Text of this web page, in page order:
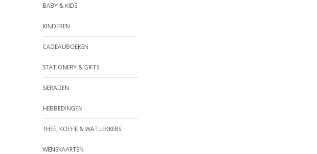
BABY & KIDS
KINDEREN
CADEAUBOEKEN
STATIONERY & GIFTS
SIERADEN
HEBBEDINGEN
THEE, KOFFIE & WAT LEKKERS
WENSKAARTEN